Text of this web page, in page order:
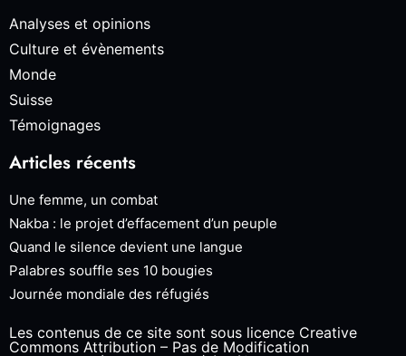
Analyses et opinions
Culture et évènements
Monde
Suisse
Témoignages
Articles récents
Une femme, un combat
Nakba : le projet d’effacement d’un peuple
Quand le silence devient une langue
Palabres souffle ses 10 bougies
Journée mondiale des réfugiés
Les contenus de ce site sont sous licence Creative
Commons Attribution – Pas de Modification